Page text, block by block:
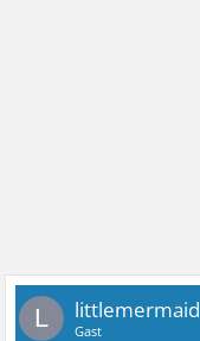
L littlemermaid
Gast